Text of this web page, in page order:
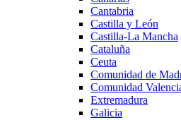
Cantabria
Castilla y León
Castilla-La Mancha
Cataluña
Ceuta
Comunidad de
Comunidad
Extremadura
Galicia